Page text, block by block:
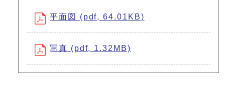
平面図 (pdf, 64.01KB)
写真 (pdf, 1.32MB)